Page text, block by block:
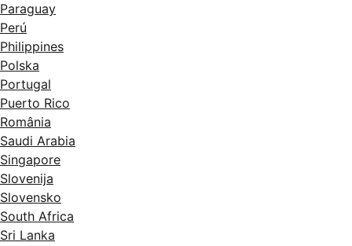
Paraguay
Perú
Philippines
Polska
Portugal
Puerto Rico
România
Saudi Arabia
Singapore
Slovenija
Slovensko
South Africa
Sri Lanka